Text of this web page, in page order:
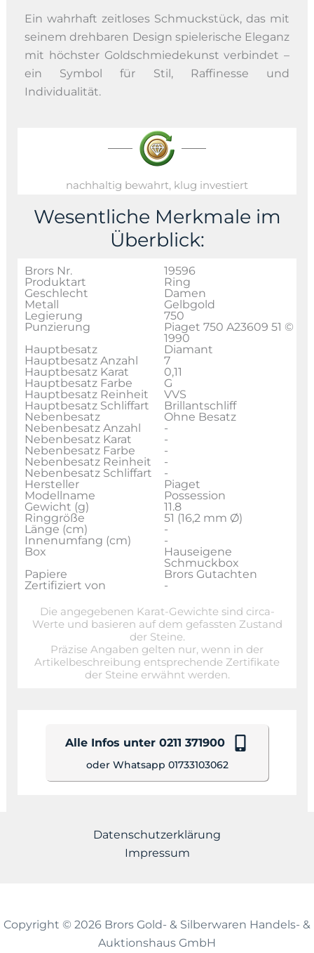
Ein wahrhaft zeitloses Schmuckstück, das mit
seinem drehbaren Design spielerische Eleganz
mit höchster Goldschmiedekunst verbindet –
ein Symbol für Stil, Raffinesse und
Individualität.
nachhaltig bewahrt, klug investiert
Wesentliche Merkmale im
Überblick:
Brors Nr.
19596
Produktart
Ring
Geschlecht
Damen
Metall
Gelbgold
Legierung
750
Punzierung
Piaget 750 A23609 51 ©
1990
Hauptbesatz
Diamant
Hauptbesatz Anzahl
7
Hauptbesatz Karat
0,11
Hauptbesatz Farbe
G
Hauptbesatz Reinheit
VVS
Hauptbesatz Schliffart
Brillantschliff
Nebenbesatz
Ohne Besatz
Nebenbesatz Anzahl
-
Nebenbesatz Karat
-
Nebenbesatz Farbe
-
Nebenbesatz Reinheit
-
Nebenbesatz Schliffart
-
Hersteller
Piaget
Modellname
Possession
Gewicht (g)
11.8
Ringgröße
51 (16,2 mm Ø)
Länge (cm)
-
Innenumfang (cm)
-
Box
Hauseigene
Schmuckbox
Papiere
Brors Gutachten
Zertifiziert von
-
Die angegebenen Karat-Gewichte sind circa-
Werte und basieren auf dem gefassten Zustand
der Steine.
Präzise Angaben gelten nur, wenn in der
Artikelbeschreibung entsprechende Zertifikate
der Steine erwähnt werden.
Alle Infos unter 0211 371900
oder Whatsapp 01733103062
Datenschutzerklärung
Impressum
Copyright © 2026 Brors Gold- & Silberwaren Handels- &
Auktionshaus GmbH